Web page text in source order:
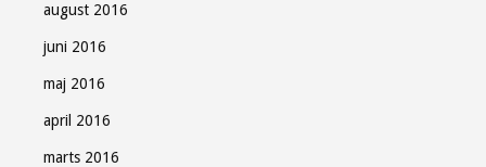
august 2016
juni 2016
maj 2016
april 2016
marts 2016